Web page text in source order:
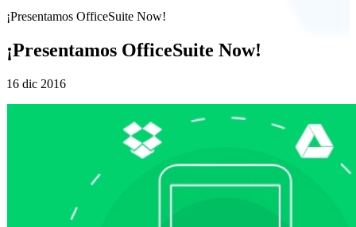
¡Presentamos OfficeSuite Now!
¡Presentamos OfficeSuite Now!
16 dic 2016